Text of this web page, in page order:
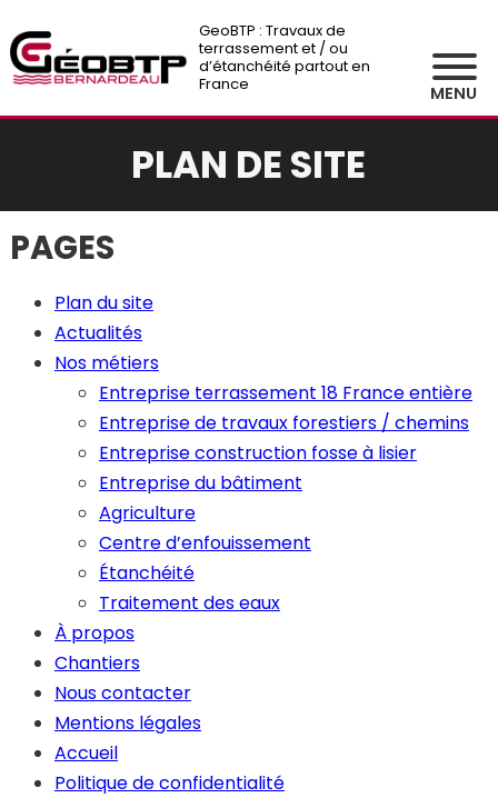
GeoBTP : Travaux de
terrassement et / ou
d’étanchéité partout en
France
MENU
PLAN DE SITE
PAGES
Plan du site
Actualités
Nos métiers
Entreprise terrassement 18 France entière
Entreprise de travaux forestiers / chemins
Entreprise construction fosse à lisier
Entreprise du bâtiment
Agriculture
Centre d’enfouissement
Étanchéité
Traitement des eaux
À propos
Chantiers
Nous contacter
Mentions légales
Accueil
Politique de confidentialité